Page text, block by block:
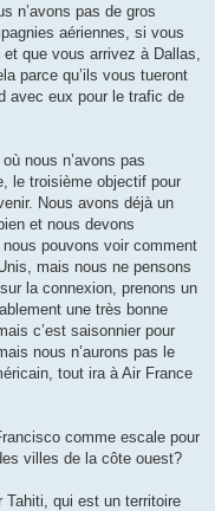
n’avons pas de gros
aériennes, si vous
que vous arrivez à Dallas,
parce qu’ils vous tueront
avec eux pour le trafic de
nous n’avons pas
le troisième objectif pour
Nous avons déjà un
et nous devons
pouvons voir comment
mais nous ne pensons
la connexion, prenons un
une très bonne
c’est saisonnier pour
nous n’aurons pas le
tout ira à Air France
comme escale pour
villes de la côte ouest?
Tahiti, qui est un territoire